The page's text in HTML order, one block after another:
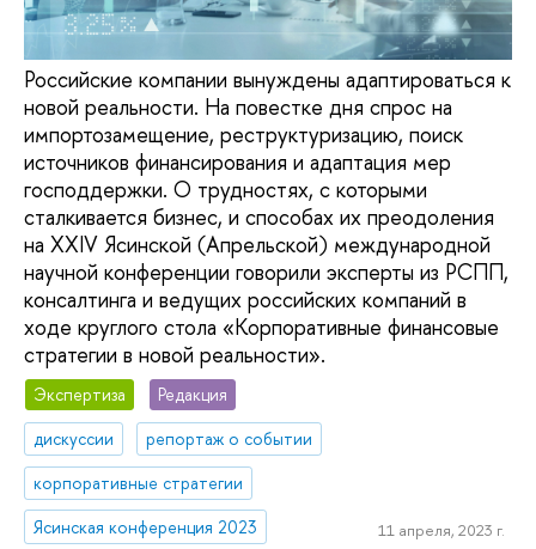
Российские компании вынуждены адаптироваться к
новой реальности. На повестке дня спрос на
импортозамещение, реструктуризацию, поиск
источников финансирования и адаптация мер
господдержки. О трудностях, с которыми
сталкивается бизнес, и способах их преодоления
на XXIV Ясинской (Апрельской) международной
научной конференции говорили эксперты из РСПП,
консалтинга и ведущих российских компаний в
ходе круглого стола «Корпоративные финансовые
стратегии в новой реальности».
Экспертиза
Редакция
дискуссии
репортаж о событии
корпоративные стратегии
Ясинская конференция 2023
11 апреля, 2023 г.